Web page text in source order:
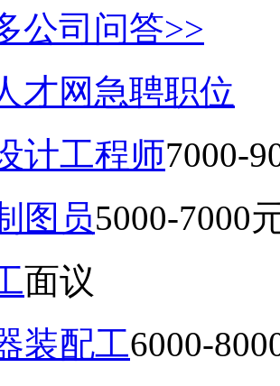
公司问答>>
才网急聘职位
计工程师7000-
图员5000-7000
面议
装配工6000-